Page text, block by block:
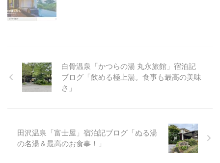
白骨温泉「かつらの湯 丸永旅館」宿泊記
ブログ「飲める極上湯。食事も最高の美味
さ」
田沢温泉「富士屋」宿泊記ブログ「ぬる湯
の名湯＆最高のお食事！」